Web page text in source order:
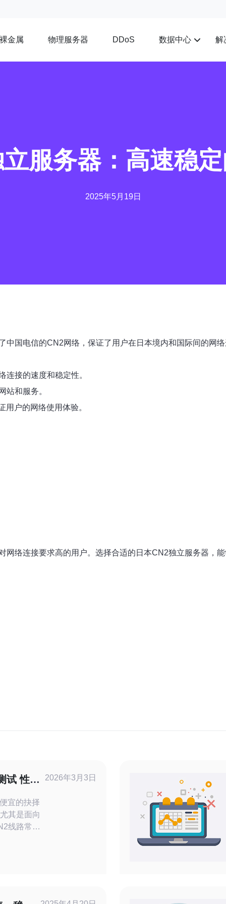
金属 物理服务器 DDoS 数据中心 解
服务器：高速稳
2025年5月19日
中国电信的CN2网络，保证了用户在日本境内和国际间的网
连接的速度和稳定性。
站和服务。
户的网络使用体验。
络连接要求高的用户。选择合适的日本CN2独立服务器，
试 性价
宜的抉择
其是面向
线路常被
器选择决
2026年3月3日